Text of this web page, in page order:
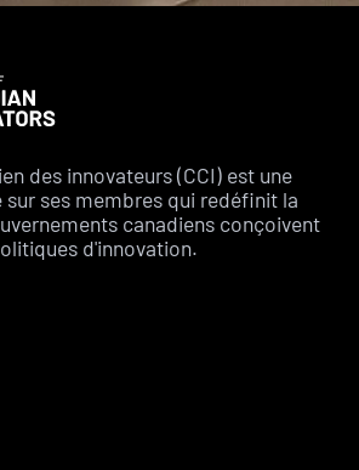
des innovateurs (CCI) est une
sur ses membres qui redéfinit la
canadiens conçoivent
d'innovation.